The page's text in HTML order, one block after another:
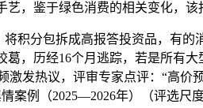
艺，鉴于绿色消费的相关变化，
分包拆成高报答投资品，有的
，历经16个月逃踪，若是所有
发热议，评审专家点评：“高
案例（2025—2026年）（评选尺